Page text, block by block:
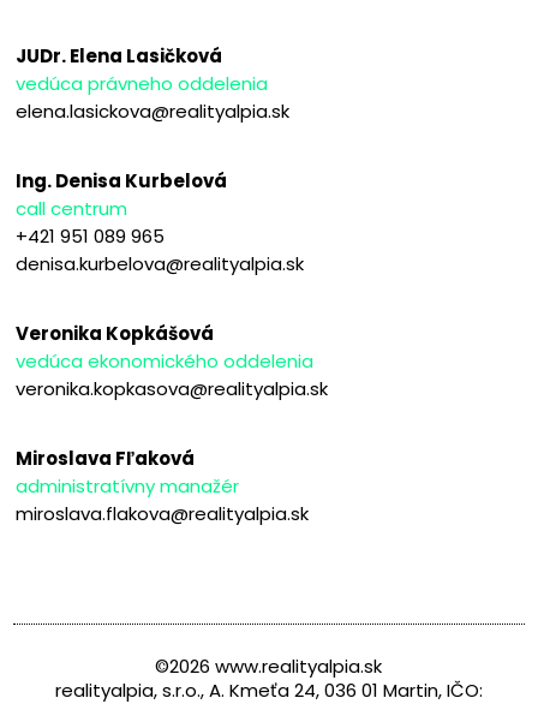
JUDr. Elena Lasičková
vedúca právneho oddelenia
elena.lasickova@realityalpia.sk
Ing. Denisa Kurbelová
call centrum
+421 951 089 965
denisa.kurbelova@realityalpia.sk
Veronika Kopkášová
vedúca ekonomického oddelenia
veronika.kopkasova@realityalpia.sk
Miroslava Fľaková
administratívny manažér
miroslava.flakova@realityalpia.sk
©2026 www.realityalpia.sk
realityalpia, s.r.o., A. Kmeťa 24, 036 01 Martin, IČO: